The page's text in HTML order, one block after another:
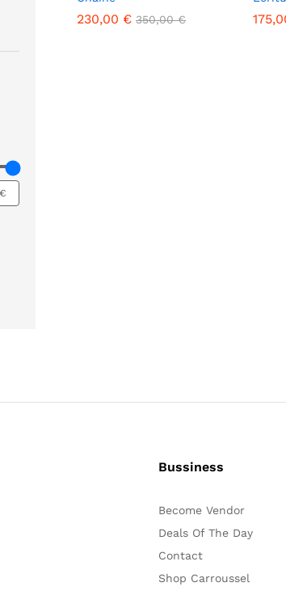
230,00 € 350,00€
230,00 € 350,00€
Bussiness
Become Vendor
Deals Of The Day
Contact
Shop Carroussel